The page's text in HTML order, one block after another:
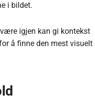
i bildet.
igjen kan gi kontekst
å finne den mest visuelt